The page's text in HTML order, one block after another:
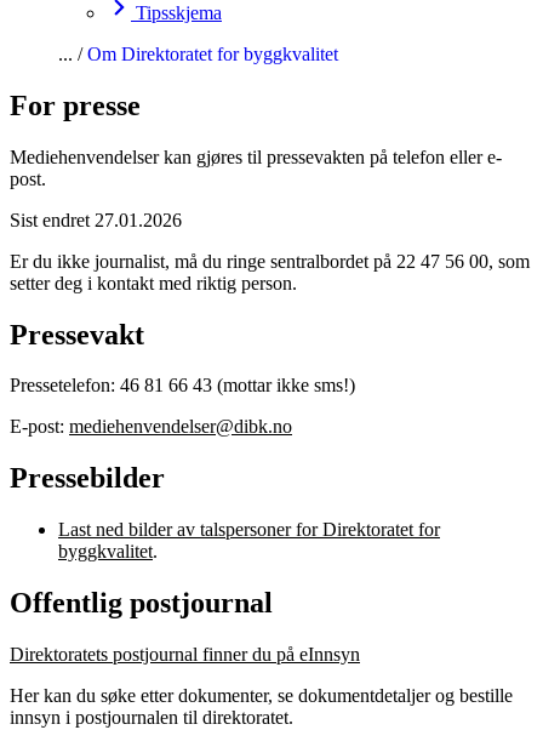
Tipsskjema
Om Direktoratet for byggkvalitet
For presse
Mediehenvendelser kan gjøres til pressevakten på telefon eller e-
post.
Sist endret 27.01.2026
Er du ikke journalist, må du ringe sentralbordet på 22 47 56 00, som
setter deg i kontakt med riktig person.
Pressevakt
Pressetelefon: 46 81 66 43 (mottar ikke sms!)
E-post: mediehenvendelser@dibk.no
Pressebilder
Last ned bilder av talspersoner for Direktoratet for
byggkvalitet.
Offentlig postjournal
Direktoratets postjournal finner du på eInnsyn
Her kan du søke etter dokumenter, se dokumentdetaljer og bestille
innsyn i postjournalen til direktoratet.